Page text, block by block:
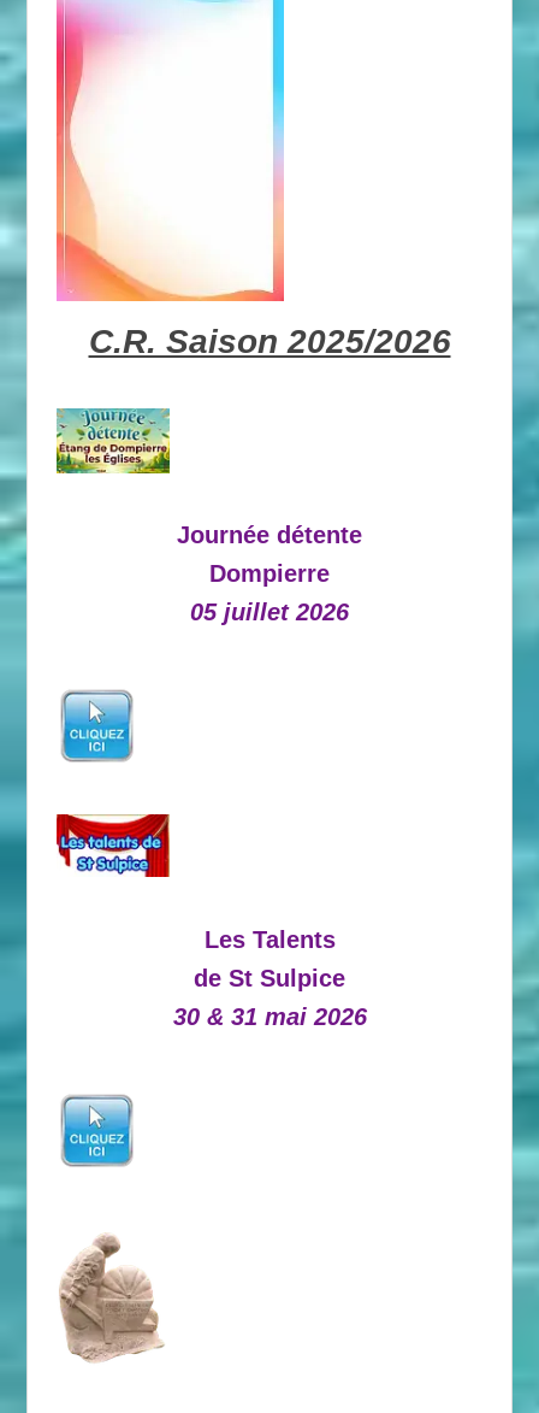
C.R. Saison 2025/2026
Journée détente
Dompierre
05 juillet 2026
Les Talents
de St Sulpice
30 & 31 mai 2026